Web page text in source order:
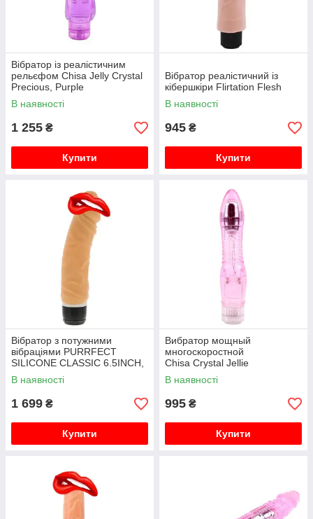
Вібратор із реалістичним
рельєфом Chisa Jelly Crystal
Precious, Purple
В наявності
1 255 ₴
Купити
Вібратор реалістичний із
кібершкіри Flirtation Flesh
В наявності
945 ₴
Купити
Вібратор з потужними
вібраціями PURRFECT
SILICONE CLASSIC 6.5INCH,
FLESH
В наявності
1 699 ₴
Купити
Вибратор мощный
многоскоростной
Chisa Crystal Jellie
23см/4,5см
В наявності
995 ₴
Купити